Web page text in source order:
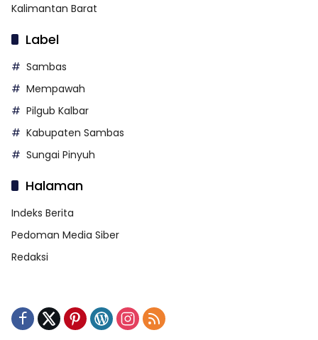
Kalimantan Barat
Label
Sambas
Mempawah
Pilgub Kalbar
Kabupaten Sambas
Sungai Pinyuh
Halaman
Indeks Berita
Pedoman Media Siber
Redaksi